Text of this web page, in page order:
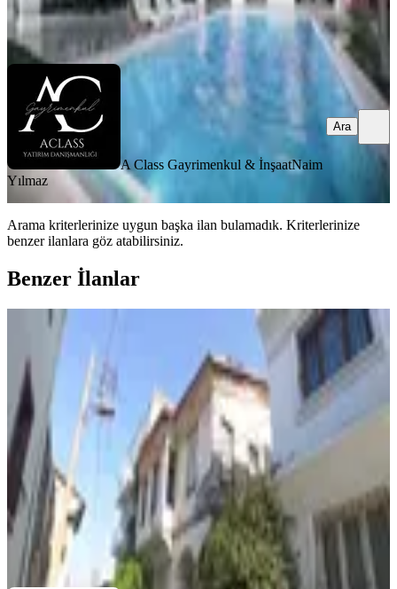
A Class Gayrimenkul & İnşaat Naim Yılmaz
Ara
A Class Gayrimenkul & İnşaatNaim
Yılmaz
Ara
Arama kriterlerinize uygun başka ilan bulamadık. Kriterlerinize
benzer ilanlara göz atabilirsiniz.
Benzer İlanlar
MANZARALI
Kuşadası Camiatik Mh.hibe
Kullanılabilecek Tarihi Taş Ev
Kuşadası, Camiatik Mahallesi
6+1
· 230 m² 09.03.2026
25.000.000 ₺
ADA PLUS GAYRİMENKULDerya Kavakdere